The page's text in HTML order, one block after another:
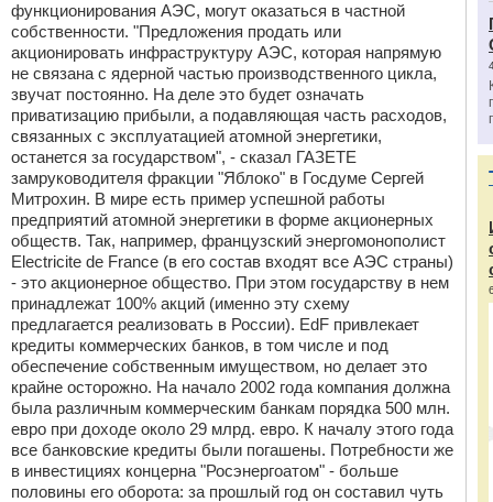
функционирования АЭС, могут оказаться в частной
собственности. "Предложения продать или
акционировать инфраструктуру АЭС, которая напрямую
не связана с ядерной частью производственного цикла,
звучат постоянно. На деле это будет означать
приватизацию прибыли, а подавляющая часть расходов,
связанных с эксплуатацией атомной энергетики,
останется за государством", - сказал ГАЗЕТЕ
замруководителя фракции "Яблоко" в Госдуме Сергей
Митрохин. В мире есть пример успешной работы
предприятий атомной энергетики в форме акционерных
обществ. Так, например, французский энергомонополист
Electricite de France (в его состав входят все АЭС страны)
- это акционерное общество. При этом государству в нем
принадлежат 100% акций (именно эту схему
предлагается реализовать в России). EdF привлекает
кредиты коммерческих банков, в том числе и под
обеспечение собственным имуществом, но делает это
крайне осторожно. На начало 2002 года компания должна
была различным коммерческим банкам порядка 500 млн.
евро при доходе около 29 млрд. евро. К началу этого года
все банковские кредиты были погашены. Потребности же
в инвестициях концерна "Росэнергоатом" - больше
половины его оборота: за прошлый год он составил чуть